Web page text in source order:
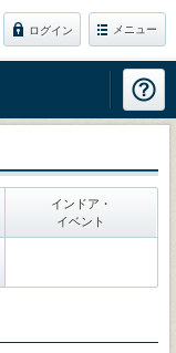
ログイン メニュー
インドア・
イベント